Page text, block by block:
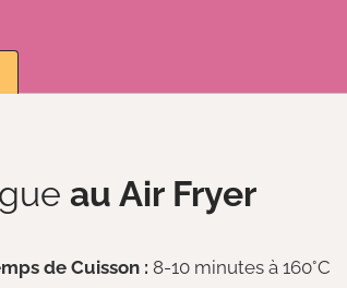
au Air Fryer
de Cuisson : 8-10 minutes à 160°C